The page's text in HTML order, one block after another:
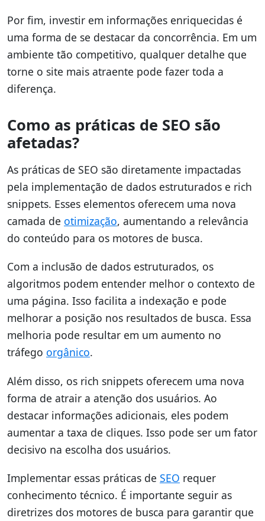
Por fim, investir em informações enriquecidas é
uma forma de se destacar da concorrência. Em um
ambiente tão competitivo, qualquer detalhe que
torne o site mais atraente pode fazer toda a
diferença.
Como as práticas de SEO são
afetadas?
As práticas de SEO são diretamente impactadas
pela implementação de dados estruturados e rich
snippets. Esses elementos oferecem uma nova
camada de otimização, aumentando a relevância
do conteúdo para os motores de busca.
Com a inclusão de dados estruturados, os
algoritmos podem entender melhor o contexto de
uma página. Isso facilita a indexação e pode
melhorar a posição nos resultados de busca. Essa
melhoria pode resultar em um aumento no
tráfego orgânico.
Além disso, os rich snippets oferecem uma nova
forma de atrair a atenção dos usuários. Ao
destacar informações adicionais, eles podem
aumentar a taxa de cliques. Isso pode ser um fator
decisivo na escolha dos usuários.
Implementar essas práticas de SEO requer
conhecimento técnico. É importante seguir as
diretrizes dos motores de busca para garantir que